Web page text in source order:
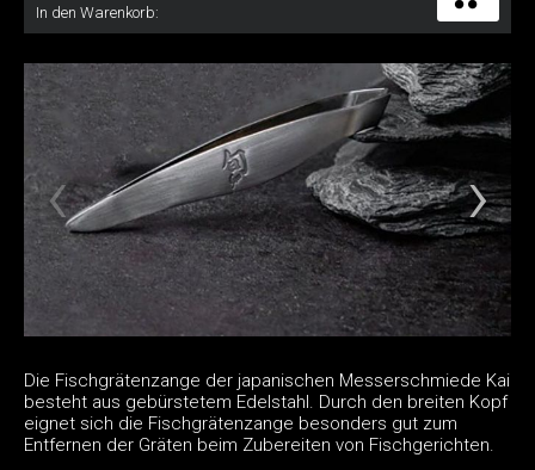
In den Warenkorb:
Die Fischgrätenzange der japanischen Messerschmiede Kai
besteht aus gebürstetem Edelstahl. Durch den breiten Kopf
eignet sich die Fischgrätenzange besonders gut zum
Entfernen der Gräten beim Zubereiten von Fischgerichten.